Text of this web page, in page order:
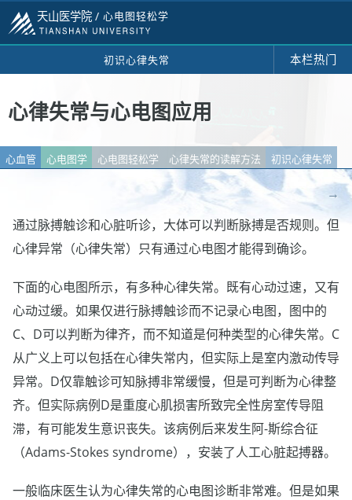
天山医学院 / 心电图轻松学
初识心律失常 本栏热门
心律失常与心电图应用
心血管 心电图学 心电图轻松学 心律失常的读解方法 初识心律失常
→
通过脉搏触诊和心脏听诊，大体可以判断脉搏是否规则。但
心律异常（心律失常）只有通过心电图才能得到确诊。
下面的心电图所示，有多种心律失常。既有心动过速，又有
心动过缓。如果仅进行脉搏触诊而不记录心电图，图中的
C、D可以判断为律齐，而不知道是何种类型的心律失常。C
从广义上可以包括在心律失常内，但实际上是室内激动传导
异常。D仅靠触诊可知脉搏非常缓慢，但是可判断为心律整
齐。但实际病例D是重度心肌损害所致完全性房室传导阻
滞，有可能发生意识丧失。该病例后来发生阿-斯综合征
（Adams-Stokes syndrome），安装了人工心脏起搏器。
一般临床医生认为心律失常的心电图诊断非常难。但是如果